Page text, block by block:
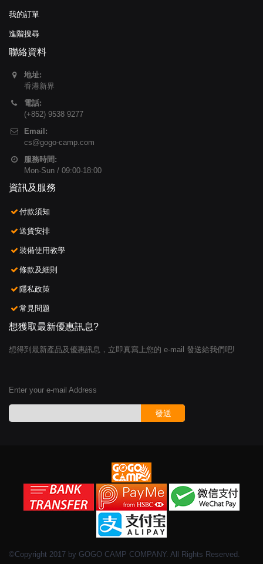
我的訂單
進階搜尋
聯絡資料
地址:
香港新界
電話:
(+852) 9538 9277
Email:
cs@gogo-camp.com
服務時間:
Mon-Sun / 09:00-18:00
資訊及服務
付款須知
送貨安排
裝備使用教學
條款及細則
隱私政策
常見問題
想獲取最新優惠訊息?
想得到最新產品及優惠訊息，立即真寫上您的 e-mail 發送給我們吧!
Enter your e-mail Address
發送
©Copyright 2017 by GOGO CAMP COMPANY. All Rights Reserved.